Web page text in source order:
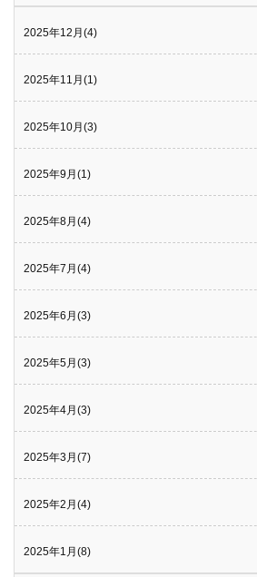
2025年12月(4)
2025年11月(1)
2025年10月(3)
2025年9月(1)
2025年8月(4)
2025年7月(4)
2025年6月(3)
2025年5月(3)
2025年4月(3)
2025年3月(7)
2025年2月(4)
2025年1月(8)